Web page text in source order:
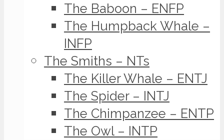
The Baboon – ENFP
The Humpback Whale –
INFP
The Smiths – NTs
The Killer Whale – ENTJ
The Spider – INTJ
The Chimpanzee – ENTP
The Owl – INTP